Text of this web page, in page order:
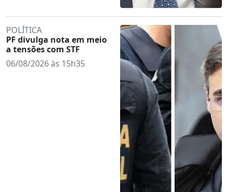
POLÍTICA
PF divulga nota em meio
a tensões com STF
06/08/2026 às 15h35